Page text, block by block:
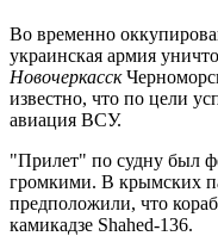
Во временно
украинская армия
Новочеркасск
известно, что по цели
авиация ВСУ.
"Прилет" по судну был
громкими. В крымских
предположили, что
камикадзе Shahed-136.